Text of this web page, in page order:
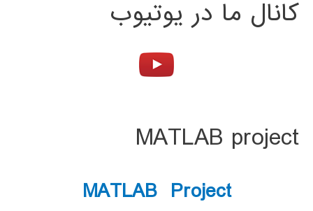
کانال ما در یوتیوب
MATLAB project
MATLAB Project